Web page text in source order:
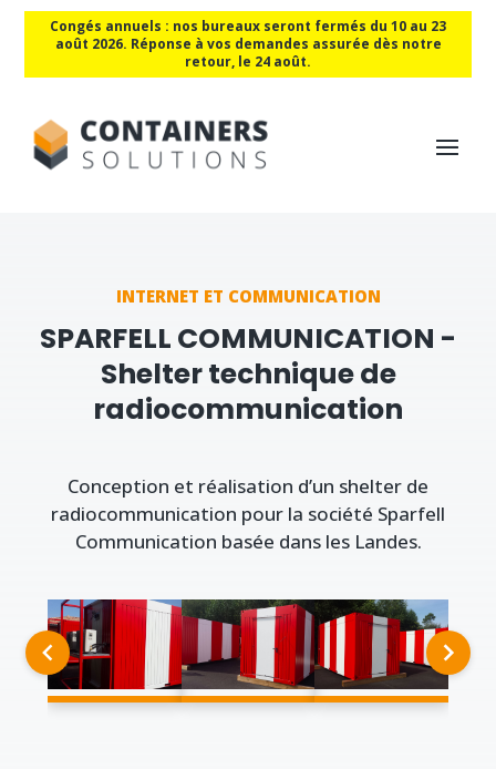
Congés annuels : nos bureaux seront fermés du 10 au 23
août 2026. Réponse à vos demandes assurée dès notre
retour, le 24 août.
INTERNET ET COMMUNICATION
SPARFELL COMMUNICATION -
Shelter technique de
radiocommunication
Conception et réalisation d’un shelter de
radiocommunication pour la société Sparfell
Communication basée dans les Landes.